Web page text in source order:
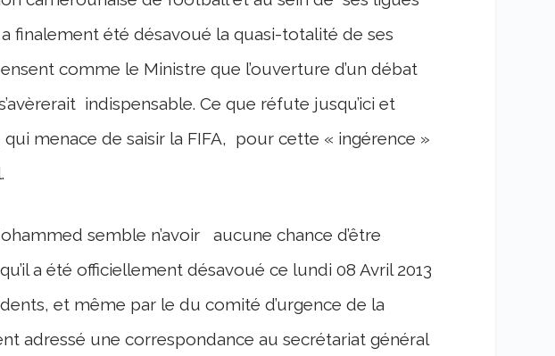
finalement été désavoué la quasi-totalité de ses
comme le Ministre que l’ouverture d’un débat
indispensable. Ce que réfute jusqu’ici et
menace de saisir la FIFA, pour cette « ingérence »
semble n’avoir aucune chance d’être
a été officiellement désavoué ce lundi 08 Avril 2013
et même par le du comité d’urgence de la
adressé une correspondance au secrétariat général